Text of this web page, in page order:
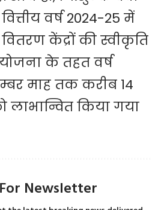
वर्ष 2024-25 में
केंद्रों की स्वीकृति
के तहत वर्ष
माह तक करीब 14
लाभान्वित किया गया
Newsletter